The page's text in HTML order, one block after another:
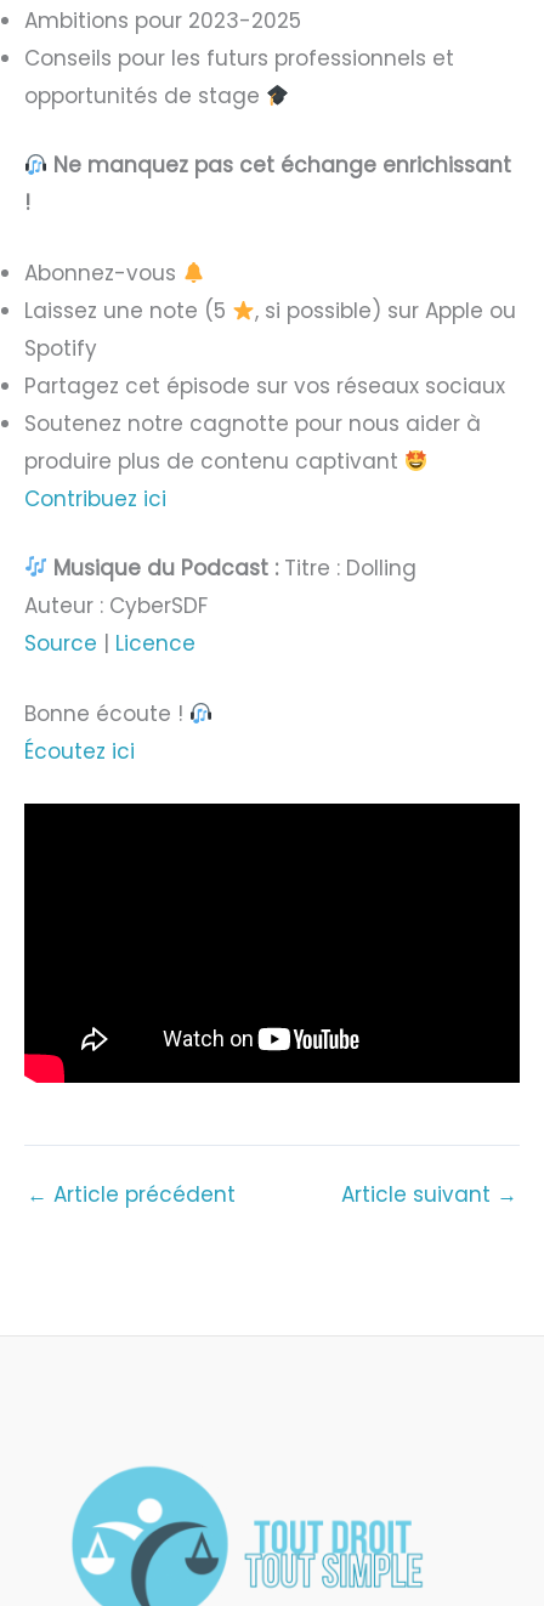
Ambitions pour 2023-2025
Conseils pour les futurs professionnels et
opportunités de stage
Ne manquez pas cet échange enrichissant
!
Abonnez-vous
Laissez une note (5
, si possible) sur Apple ou
Spotify
Partagez cet épisode sur vos réseaux sociaux
Soutenez notre cagnotte pour nous aider à
produire plus de contenu captivant
Contribuez ici
Musique du Podcast :Titre : Dolling
Auteur : CyberSDF
Source | Licence
Bonne écoute !
Écoutez ici
← Article précédent Article suivant →